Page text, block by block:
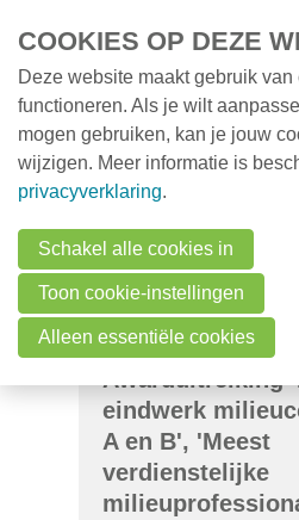
Awarduitreiking
eindwerk
A en B', 'Meest
verdienstelijke
Vacatures
Zoeken
COOKIES OP DEZE
Deze website maakt gebruik
functioneren. Als je wilt
mogen gebruiken, kan je jouw
wijzigen. Meer informatie is
privacyverklaring.
Schakel alle cookies in
Toon cookie-instellingen
Alleen essentiële cookies